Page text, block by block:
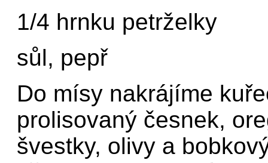
1/4 hrnku petrželky
sůl, pepř
Do mísy nakrájíme
prolisovaný česnek,
švestky, olivy a